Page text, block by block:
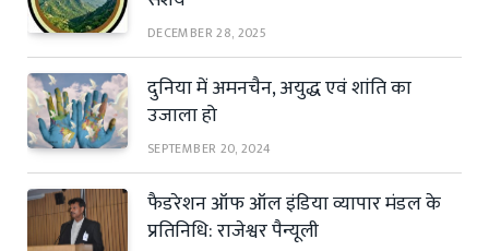
DECEMBER 28, 2025
दुनिया में अमनचैन, अयुद्ध एवं शांति का
उजाला हो
SEPTEMBER 20, 2024
फैडरेशन ऑफ ऑल इंडिया व्यापार मंडल के
प्रतिनिधि: राजेश्वर पैन्यूली